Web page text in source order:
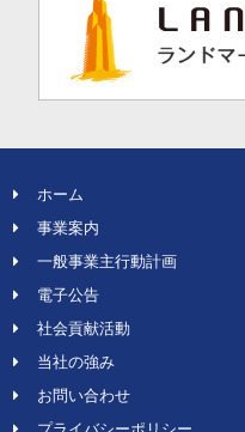
ホーム
事業案内
一般事業主行動計画
電子公告
社会貢献活動
当社の強み
お問い合わせ